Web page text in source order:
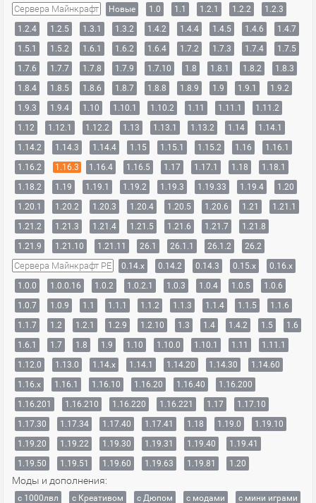
Сервера Майнкрафт Новые 1.0 1.1 1.2.1 1.2.2
1.2.3
1.2.4
1.2.5 1.3.1 1.3.2 1.4.2 1.4.4 1.4.5 1.4.6
1.4.7
1.5.1
1.5.2 1.6.1 1.6.2 1.6.4 1.7.2 1.7.3 1.7.4
1.7.5
1.7.6
1.7.7 1.7.8 1.7.9 1.7.10 1.8 1.8.1 1.8.2
1.8.3
1.8.4
1.8.5 1.8.6 1.8.7 1.8.8 1.8.9 1.9 1.9.1
1.9.2
1.9.3
1.9.4 1.10 1.10.1 1.10.2 1.11 1.11.1
1.11.2
1.12
1.12.1 1.12.2 1.13 1.13.1 1.13.2 1.14
1.14.1
1.14.2
1.14.3 1.14.4 1.15 1.15.1 1.15.2 1.16
1.16.1
1.16.2
1.16.3 1.16.4 1.16.5 1.17 1.17.1 1.18
1.18.1
1.18.2
1.19 1.19.1 1.19.2 1.19.3 1.19.33 1.19.4
1.20
1.20.1
1.20.2 1.20.3 1.20.4 1.20.5 1.20.6 1.21
1.21.1
1.21.2
1.21.3 1.21.4 1.21.5 1.21.6 1.21.7
1.21.8
1.21.9
1.21.10 1.21.11 26.1 26.1.1 26.1.2 26.2
Сервера Майнкрафт PE 0.14.x 0.14.2 0.14.3 0.15.x
0.16.x
1.0.0
1.0.0.16 1.0.2 1.0.2.1 1.0.3 1.0.4 1.0.5
1.0.6
1.0.7
1.0.9 1.1 1.1.1 1.1.2 1.1.3 1.1.4 1.1.5
1.1.6
1.1.7
1.2 1.2.1 1.2.9 1.2.10 1.3 1.4 1.4.2 1.5
1.6
1.6.1
1.7 1.8 1.9 1.10 1.10.0 1.10.1 1.11
1.11.1
1.12.0
1.13.0 1.14.x 1.14.1 1.14.20 1.14.30
1.14.60
1.16.x
1.16.1 1.16.10 1.16.20 1.16.40
1.16.200
1.16.201
1.16.210 1.16.220 1.16.221 1.17
1.17.10
1.17.30
1.17.34 1.17.40 1.17.41 1.18 1.19.0
1.19.10
1.19.20
1.19.22 1.19.30 1.19.31 1.19.40
1.19.41
1.19.50
1.19.51 1.19.60 1.19.63 1.19.81 1.20
Моды и дополнения:
с 1000лвл c Креативом с Дюпом с модами
с мини играми